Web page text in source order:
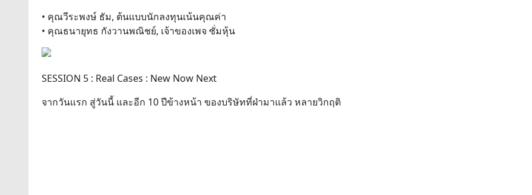
• คุณวีระพงษ์ ธัม, ต้นแบบนักลงทุนเน้นคุณค่า
• คุณธนายุทธ กังวานพณิชย์, เจ้าของเพจ ซั่มหุ้น
SESSION 5 : Real Cases : New Now Next
จากวันแรก สู่วันนี้ และอีก 10 ปีข้างหน้า ของบริษัทที่ฝ่ามาแล้ว หลายวิกฤติ